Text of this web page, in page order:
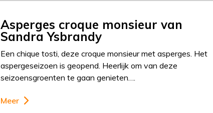
Asperges croque monsieur van
Sandra Ysbrandy
Een chique tosti, deze croque monsieur met asperges. Het
aspergeseizoen is geopend. Heerlijk om van deze
seizoensgroenten te gaan genieten….
Meer